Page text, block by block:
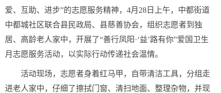
爱、互助、进步”的志愿服务精神，4月28日上午，中都街道
中都城社区联合县民政局、县慈善协会，组织志愿者到独
居、高龄老人家中，开展了“善行凤阳·‘益’路有你”爱国卫生
月志愿服务活动，以实际行动传递社会温情。
活动现场，志愿者身着红马甲，自带清洁工具，分组走
进老人家中，仔细了擦拭门窗、清扫地面、整理杂物，并现